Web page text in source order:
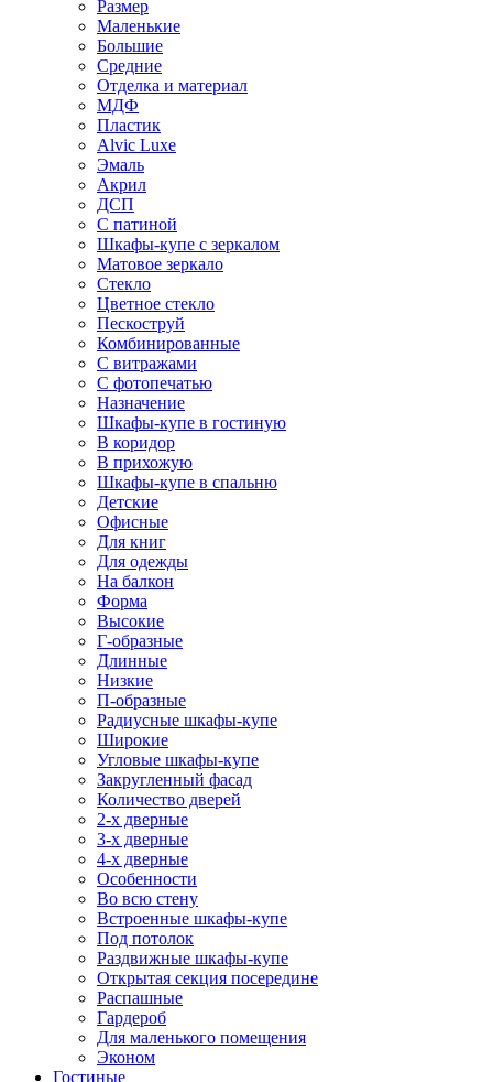
Размер
Маленькие
Большие
Средние
Отделка и материал
МДФ
Пластик
Alvic Luxe
Эмаль
Акрил
ДСП
С патиной
Шкафы-купе с зеркалом
Матовое зеркало
Стекло
Цветное стекло
Пескоструй
Комбинированные
С витражами
С фотопечатью
Назначение
Шкафы-купе в гостиную
В коридор
В прихожую
Шкафы-купе в спальню
Детские
Офисные
Для книг
Для одежды
На балкон
Форма
Высокие
Г-образные
Длинные
Низкие
П-образные
Радиусные шкафы-купе
Широкие
Угловые шкафы-купе
Закругленный фасад
Количество дверей
2-х дверные
3-х дверные
4-х дверные
Особенности
Во всю стену
Встроенные шкафы-купе
Под потолок
Раздвижные шкафы-купе
Открытая секция посередине
Распашные
Гардероб
Для маленького помещения
Эконом
Гостиные